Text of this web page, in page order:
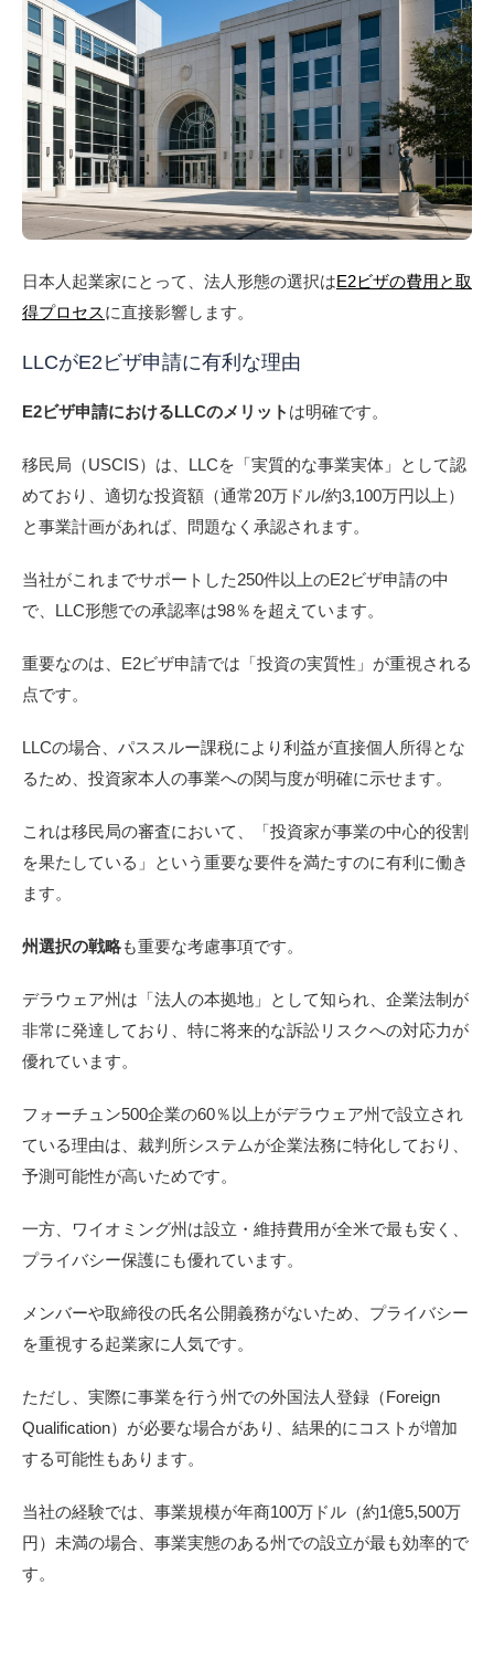
日本人起業家にとって、法人形態の選択はE2ビザの費用と取
得プロセスに直接影響します。
LLCがE2ビザ申請に有利な理由
E2ビザ申請におけるLLCのメリット は明確です。
移民局（USCIS）は、LLCを「実質的な事業実体」として認
めており、適切な投資額（通常20万ドル/約3,100万円以上）
と事業計画があれば、問題なく承認されます。
当社がこれまでサポートした250件以上のE2ビザ申請の中
で、LLC形態での承認率は98％を超えています。
重要なのは、E2ビザ申請では「投資の実質性」が重視される
点です。
LLCの場合、パススルー課税により利益が直接個人所得とな
るため、投資家本人の事業への関与度が明確に示せます。
これは移民局の審査において、「投資家が事業の中心的役割
を果たしている」という重要な要件を満たすのに有利に働き
ます。
州選択の戦略も重要な考慮事項です。
デラウェア州は「法人の本拠地」として知られ、企業法制が
非常に発達しており、特に将来的な訴訟リスクへの対応力が
優れています。
フォーチュン500企業の60％以上がデラウェア州で設立され
ている理由は、裁判所システムが企業法務に特化しており、
予測可能性が高いためです。
一方、ワイオミング州は設立・維持費用が全米で最も安く、
プライバシー保護にも優れています。
メンバーや取締役の氏名公開義務がないため、プライバシー
を重視する起業家に人気です。
ただし、実際に事業を行う州での外国法人登録（Foreign
Qualification）が必要な場合があり、結果的にコストが増加
する可能性もあります。
当社の経験では、事業規模が年商100万ドル（約1億5,500万
円）未満の場合、事業実態のある州での設立が最も効率的で
す。